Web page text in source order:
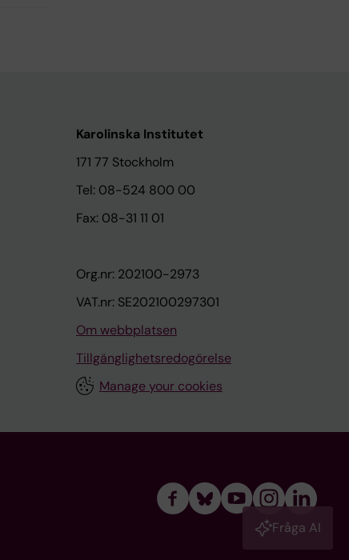
Karolinska Institutet
171 77 Stockholm
Tel: 08-524 800 00
Fax: 08-31 11 01
Org.nr: 202100-2973
VAT.nr: SE202100297301
Om webbplatsen
Tillgänglighetsredogörelse
Manage your cookies
Fråga AI